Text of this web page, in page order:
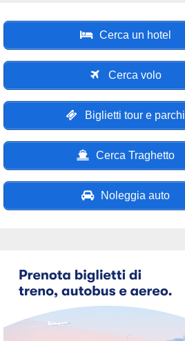
Cerca un hotel
Cerca volo
Biglietti tour e parchi
Cerca Traghetto
Noleggia auto